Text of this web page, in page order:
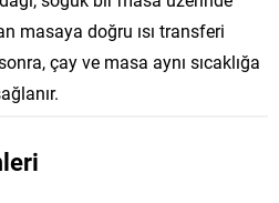
masaya doğru ısı transferi
çay ve masa aynı sıcaklığa